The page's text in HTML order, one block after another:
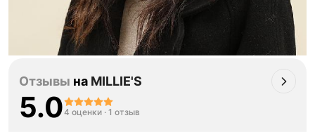
Отзывы на MILLIE'S
5.04 оценки · 1 отзыв